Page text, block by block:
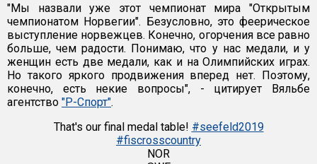
"Мы назвали уже этот чемпионат мира "Открытым
чемпионатом Норвегии". Безусловно, это феерическое
выступление норвежцев. Конечно, огорчения все равно
больше, чем радости. Понимаю, что у нас медали, и у
женщин есть две медали, как и на Олимпийских играх.
Но такого яркого продвижения вперед нет. Поэтому,
конечно, есть некие вопросы", - цитирует Вяльбе
агентство "Р-Спорт".
That's our final medal table! #seefeld2019
#fiscrosscountry
NOR